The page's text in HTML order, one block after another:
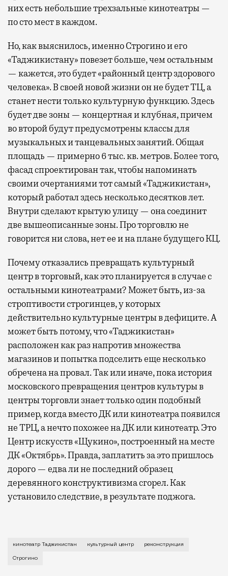
них есть небольшие трехзальные кинотеатры —
по сто мест в каждом.
Но, как выяснилось, именно Строгино и его
«Таджикистану» повезет больше, чем остальным
— кажется, это будет «районный центр здорового
человека». В своей новой жизни он не будет ТЦ, а
станет нести только культурную функцию. Здесь
будет две зоны — концертная и клубная, причем
во второй будут предусмотрены классы для
музыкальных и танцевальных занятий. Общая
площадь — примерно 6 тыс. кв. метров. Более того,
фасад спроектирован так, чтобы напоминать
своими очертаниями тот самый «Таджикистан»,
который работал здесь несколько десятков лет.
Внутри сделают крытую улицу — она соединит
две вышеописанные зоны. Про торговлю не
говорится ни слова, нет ее и на плане будущего КЦ.
Почему отказались превращать культурный
центр в торговый, как это планируется в случае с
остальными кинотеатрами? Может быть, из-за
строптивости строгинцев, у которых
действительно культурные центры в дефиците. А
может быть потому, что «Таджикистан»
расположен как раз напротив множества
магазинов и попытка подселить еще несколько
обречена на провал. Так или иначе, пока история
московского превращения центров культуры в
центры торговли знает только один подобный
пример, когда вместо ДК или кинотеатра появился
не ТРЦ, а нечто похожее на ДК или кинотеатр. Это
Центр искусств «Щукино», построенный на месте
ДК «Октябрь». Правда, заплатить за это пришлось
дорого — едва ли не последний образец
деревянного конструктивизма сгорел. Как
установило следствие, в результате поджога.
С этим кинотеатром вообще путаница — сначала
кинотеатр Таджикистан культурный центр реконструкция
Строгино